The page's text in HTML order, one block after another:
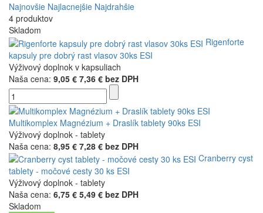
Najnovšie Najlacnejšie Najdrahšie
4 produktov
Skladom
Rigenforte
kapsuly pre dobrý rast vlasov 30ks ESI
Výživový doplnok v kapsuliach
Naša cena: 9,05 € 7,36 € bez DPH
Multikomplex Magnézium + Draslík tablety 90ks ESI
Výživový doplnok - tablety
Naša cena: 8,95 € 7,28 € bez DPH
Cranberry cyst
tablety - močové cesty 30 ks ESI
Výživový doplnok - tablety
Naša cena: 6,75 € 5,49 € bez DPH
Skladom